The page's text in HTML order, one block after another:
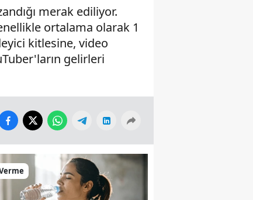
merak ediliyor.
ortalama olarak 1
kitlesine, video
gelirleri